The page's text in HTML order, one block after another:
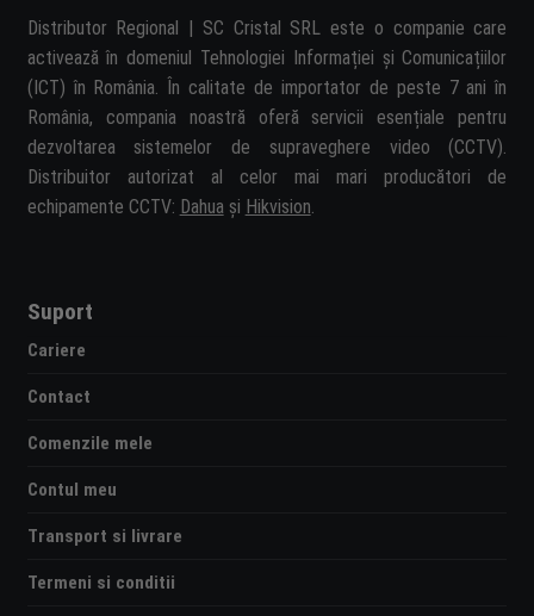
Distributor Regional | SC Cristal SRL este o companie care
activează în domeniul Tehnologiei Informației și Comunicațiilor
(ICT) în România. În calitate de importator de peste 7 ani în
România, compania noastră oferă servicii esențiale pentru
dezvoltarea sistemelor de supraveghere video (CCTV).
Distribuitor autorizat al celor mai mari producători de
echipamente CCTV: Dahua și Hikvision.
Suport
Cariere
Contact
Comenzile mele
Contul meu
Transport si livrare
Termeni si conditii